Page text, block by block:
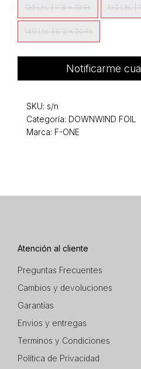
120 Lts. | 7´8 x 19 Ft. 130 Lts. |
140 Lts. | 8´2 x 20 Ft.
Notificarme
SKU: s/n
Categoría: DOWNWIND FOIL
Marca: F-ONE
Atención al cliente
Preguntas Frecuentes
Cambios y devoluciones
Garantías
Envios y entregas
Terminos y Condiciones
Política de Privacidad